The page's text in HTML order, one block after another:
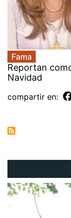
Fama
Reportan
Navidad
compartir en: